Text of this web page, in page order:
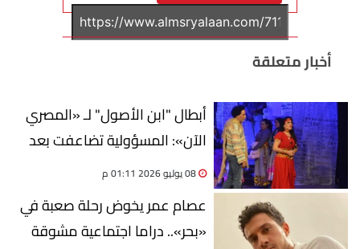
أخبار متعلقة
أبطال "ابن الأصول" لـ «المصري
الآن»: المسؤولية تضاعفت بعد
نجاح الموسم الأول
08 يوليو 2026 01:11 م
عصام عمر يخوض رحلة صعبة في
«بحر».. دراما اجتماعية مشوقة